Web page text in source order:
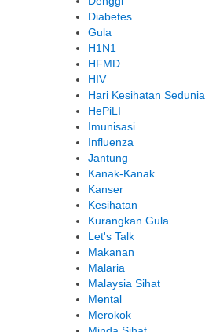
Diabetes
Gula
H1N1
HFMD
HIV
Hari Kesihatan Sedunia
HePiLI
Imunisasi
Influenza
Jantung
Kanak-Kanak
Kanser
Kesihatan
Kurangkan Gula
Let's Talk
Makanan
Malaria
Malaysia Sihat
Mental
Merokok